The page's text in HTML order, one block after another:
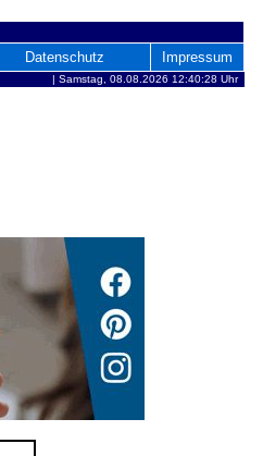
Datenschutz Impressum
| Samstag, 08.08.2026 12:40:28 Uhr